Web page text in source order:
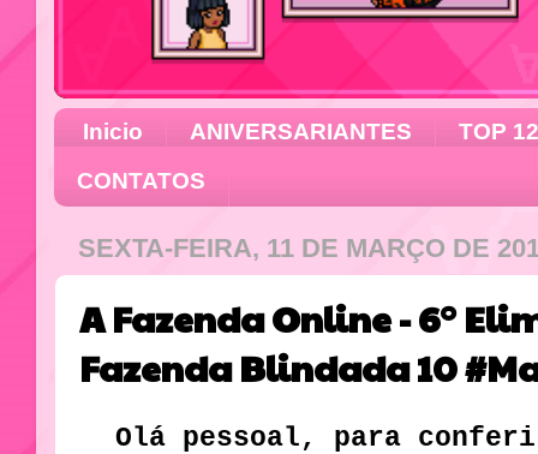
Inicio ANIVERSARIANTES
TOP 12
CONTATOS
SEXTA-FEIRA, 11 DE MARÇO DE
A Fazenda Online - 6°
Fazenda Blindada 10
Olá pessoal, para